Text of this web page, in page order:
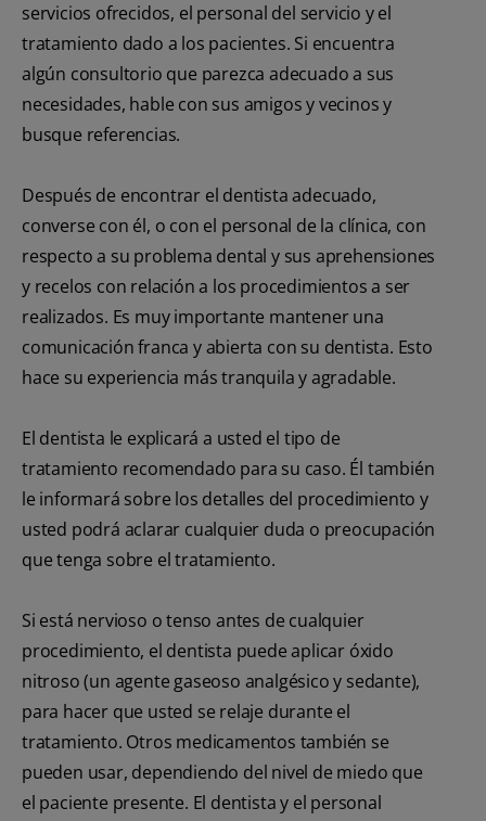
servicios ofrecidos, el personal del servicio y el
tratamiento dado a los pacientes. Si encuentra
algún consultorio que parezca adecuado a sus
necesidades, hable con sus amigos y vecinos y
busque referencias.
Después de encontrar el dentista adecuado,
converse con él, o con el personal de la clínica, con
respecto a su problema dental y sus aprehensiones
y recelos con relación a los procedimientos a ser
realizados. Es muy importante mantener una
comunicación franca y abierta con su dentista. Esto
hace su experiencia más tranquila y agradable.
El dentista le explicará a usted el tipo de
tratamiento recomendado para su caso. Él también
le informará sobre los detalles del procedimiento y
usted podrá aclarar cualquier duda o preocupación
que tenga sobre el tratamiento.
Si está nervioso o tenso antes de cualquier
procedimiento, el dentista puede aplicar óxido
nitroso (un agente gaseoso analgésico y sedante),
para hacer que usted se relaje durante el
tratamiento. Otros medicamentos también se
pueden usar, dependiendo del nivel de miedo que
el paciente presente. El dentista y el personal